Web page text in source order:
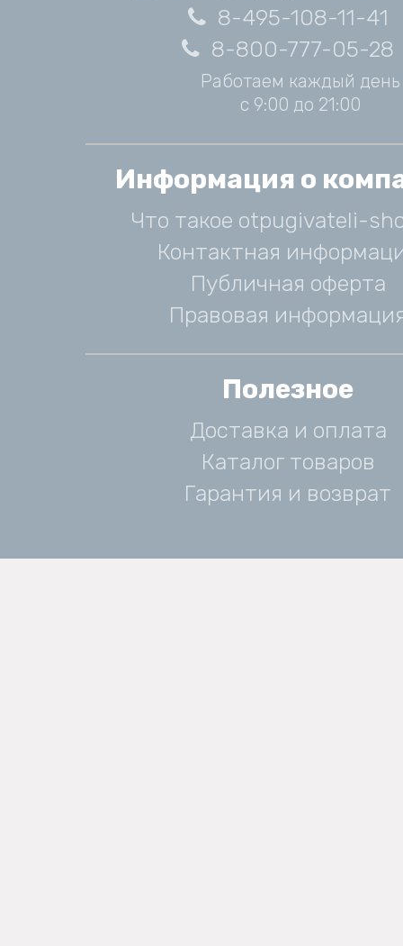
8-495-108-11-41
8-800-777-05-28
Работаем каждый день
с 9:00 до 21:00
Информация о
Что такое otpugivateli-
Контактная
Публичная оферта
Правовая
Полезное
Доставка и оплата
Каталог товаров
Гарантия и возврат